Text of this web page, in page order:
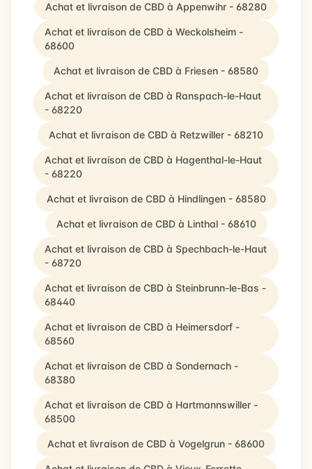
Achat et livraison de CBD à Appenwihr - 68280
Achat et livraison de CBD à Weckolsheim -
68600
Achat et livraison de CBD à Friesen - 68580
Achat et livraison de CBD à Ranspach-le-Haut
- 68220
Achat et livraison de CBD à Retzwiller - 68210
Achat et livraison de CBD à Hagenthal-le-Haut
- 68220
Achat et livraison de CBD à Hindlingen - 68580
Achat et livraison de CBD à Linthal - 68610
Achat et livraison de CBD à Spechbach-le-Haut
- 68720
Achat et livraison de CBD à Steinbrunn-le-Bas -
68440
Achat et livraison de CBD à Heimersdorf -
68560
Achat et livraison de CBD à Sondernach -
68380
Achat et livraison de CBD à Hartmannswiller -
68500
Achat et livraison de CBD à Vogelgrun - 68600